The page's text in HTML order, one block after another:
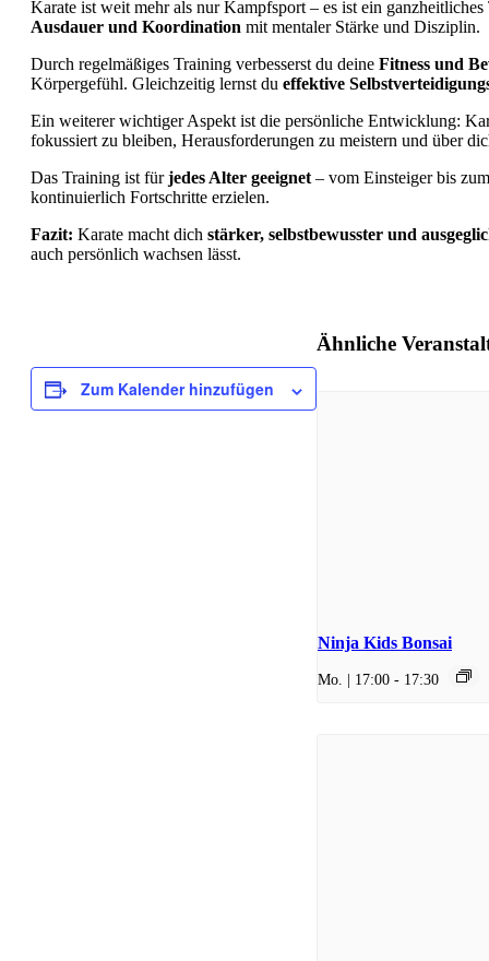
Karate ist weit mehr als nur Kampfsport – es ist ein
Ausdauer und Koordination mit mentaler Stärke und Disziplin.
Durch regelmäßiges Training verbesserst du deine Fitness und
Körpergefühl. Gleichzeitig lernst du effektive
Ein weiterer wichtiger Aspekt ist die persönliche Entwicklung:
fokussiert zu bleiben, Herausforderungen zu meistern und über
Das Training ist fürjedes Alter geeignet – vom Einsteiger bis
kontinuierlich Fortschritte erzielen.
Fazit: Karate macht dich stärker, selbstbewusster und
auch persönlich wachsen lässt.
Zum Kalender hinzufügen
Ähnliche
Ninja Kids Bonsai
Mo. | 17:00 - 17:30